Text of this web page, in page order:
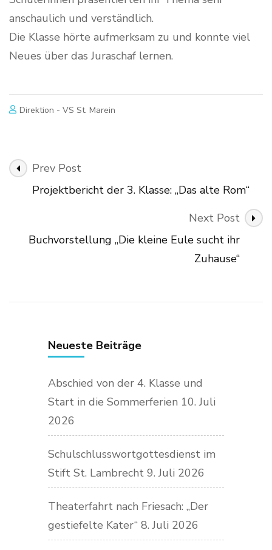
anschaulich und verständlich.
Die Klasse hörte aufmerksam zu und konnte viel
Neues über das Juraschaf lernen.
Direktion - VS St. Marein
Post
Navigation
Prev Post
Projektbericht der 3. Klasse: „Das alte Rom“
Next Post
Buchvorstellung „Die kleine Eule sucht ihr
Zuhause“
Neueste Beiträge
Abschied von der 4. Klasse und
Start in die Sommerferien 10. Juli
2026
Schulschlusswortgottesdienst im
Stift St. Lambrecht 9. Juli 2026
Theaterfahrt nach Friesach: „Der
gestiefelte Kater“ 8. Juli 2026